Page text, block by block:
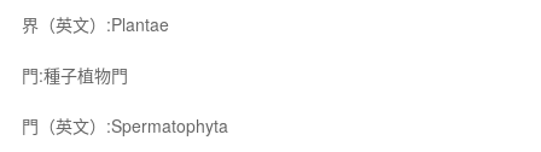
界（英文）:Plantae
門:種子植物門
門（英文）:Spermatophyta